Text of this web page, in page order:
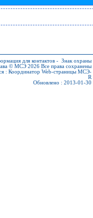
для контактов - Знак охраны
© МСЭ 2026 Все права сохранены
: Координатор Web-страницы МСЭ-
R
Обновлено : 2013-01-30